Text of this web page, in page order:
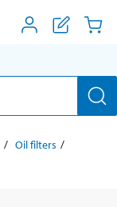
Oil filters